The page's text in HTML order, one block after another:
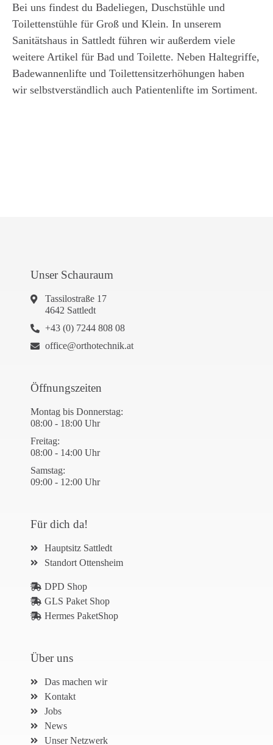
Bei uns findest du Badeliegen, Duschstühle und
Toilettenstühle für Groß und Klein. In unserem
Sanitätshaus in Sattledt führen wir außerdem viele
weitere Artikel für Bad und Toilette. Neben Haltegriffe,
Badewannenlifte und Toilettensitzerhöhungen haben
wir selbstverständlich auch Patientenlifte im Sortiment.
Unser Schauraum
Tassilostraße 17
4642 Sattledt
+43 (0) 7244 808 08
office@orthotechnik.at
Öffnungszeiten
Montag bis Donnerstag:
08:00 - 18:00 Uhr
Freitag:
08:00 - 14:00 Uhr
Samstag:
09:00 - 12:00 Uhr
Für dich da!
Hauptsitz Sattledt
Standort Ottensheim
DPD Shop
GLS Paket Shop
Hermes PaketShop
Über uns
Das machen wir
Kontakt
Jobs
News
Unser Netzwerk